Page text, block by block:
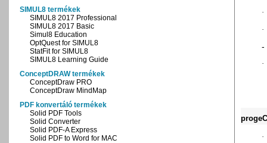
SIMUL8 termékek
SIMUL8 2017 Professional
SIMUL8 2017 Basic
Simul8 Education
OptQuest for SIMUL8
StatFit for SIMUL8
SIMUL8 Learning Guide
ConceptDRAW termékek
ConceptDraw PRO
ConceptDraw MindMap
PDF konvertáló termékek
Solid PDF Tools
Solid Converter
Solid PDF-A Express
Solid PDF to Word for MAC
·
·
-
·
·